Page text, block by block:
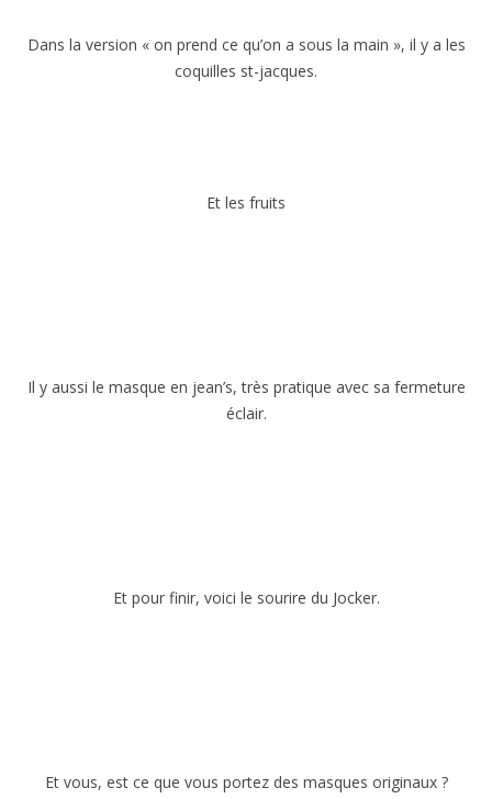
Dans la version « on prend ce qu’on a sous la main », il y a les
coquilles st-jacques.
Et les fruits
Il y aussi le masque en jean’s, très pratique avec sa fermeture
éclair.
Et pour finir, voici le sourire du Jocker.
Et vous, est ce que vous portez des masques originaux ?